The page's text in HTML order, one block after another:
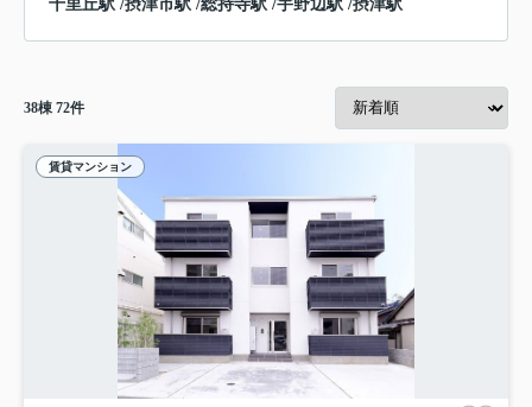
千里丘駅 /摂津市駅 /総持寺駅 /宇野辺駅 /摂津駅
38棟 72件
賃貸マンション